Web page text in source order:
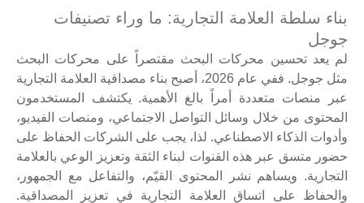
بناء سلطة العلامة التجارية: ما وراء تصنيفات
جوجل
لم يعد تحسين محركات البحث مقتصراً على محركات البحث
مثل جوجل. ففي عام 2026، أصبح بناء مصداقية العلامة التجارية
عبر منصات متعددة أمراً بالغ الأهمية. يكتشف المستخدمون
المحتوى من خلال وسائل التواصل الاجتماعي، ومنصات الفيديو،
وأدوات الذكاء الاصطناعي. لذا، يجب على الشركات الحفاظ على
حضور متسق عبر هذه القنوات لبناء الثقة وتعزيز الوعي بالعلامة
التجارية. ويساهم نشر المحتوى القيّم، والتفاعل مع الجمهور،
والحفاظ على اتساق العلامة التجارية في تعزيز المصداقية.